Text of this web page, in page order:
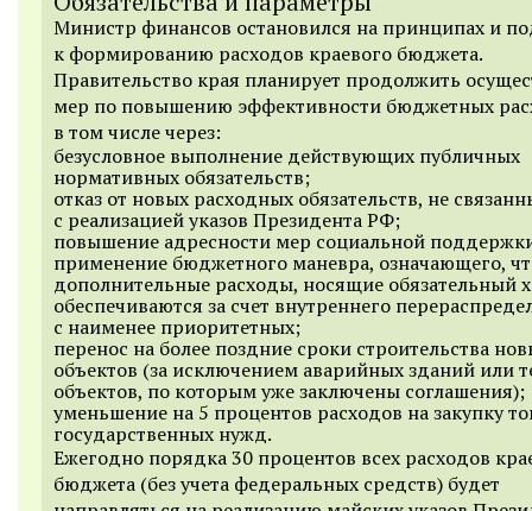
Министр финансов остановился на принципах и
к формированию расходов краевого бюджета.
Правительство края планирует продолжить
мер по повышению эффективности бюджетных
в том числе через:
безусловное выполнение действующих публичных
нормативных обязательств;
отказ от новых расходных обязательств, не
с реализацией указов Президента РФ;
повышение адресности мер социальной
применение бюджетного маневра, означающего,
дополнительные расходы, носящие обязательный
обеспечиваются за счет внутреннего
с наименее приоритетных;
перенос на более поздние сроки строительства
объектов (за исключением аварийных зданий или
объектов, по которым уже заключены соглашения);
уменьшение на 5 процентов расходов на закупку
государственных нужд.
Ежегодно порядка 30 процентов всех расходов
бюджета (без учета федеральных средств) будет